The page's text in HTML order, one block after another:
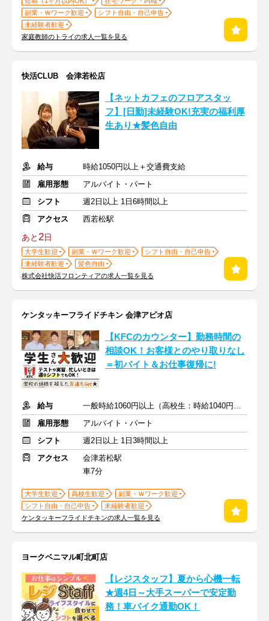
副業・Ｗワーク歓迎
シフト自由・自己申告
未経験者歓迎
家庭教師のトライの求人一覧を見る
快活CLUB 会津若松店
【ネットカフェのフロアスタッ
フ】[日勤]未経験OK!充実の福利厚
生あり★髪色自由
給与
時給1050円以上＋交通費支給
雇用形態
アルバイト・パート
シフト
週2日以上 1日6時間以上
アクセス
西若松駅
あと2日
大学生歓迎 副業・Ｗワーク歓迎
シフト自由・自己申告
未経験者歓迎
髪色自由
株式会社快活フロンティアの求人一覧を見る
ケンタッキーフライドチキン 会津アピオ店
【KFCのカウンター】勤務時間の
相談OK！お客様とのやり取りなし
＝初バイト＆お仕事復帰に!
給与
一般時給1060円以上（高校生：時給1040円）+ガソリン代支給
雇用形態
アルバイト・パート
シフト
週2日以上 1日3時間以上
アクセス
会津若松駅
車7分
大学生歓迎 高校生歓迎
副業・Ｗワーク歓迎
シフト自由・自己申告
未経験者歓迎
ケンタッキーフライドチキンの求人一覧を見る
ヨークベニマル町北町店
【レジスタッフ】夏から心機一転
★週4日～大手スーパーで安定勤
務！車バイク通勤OK！